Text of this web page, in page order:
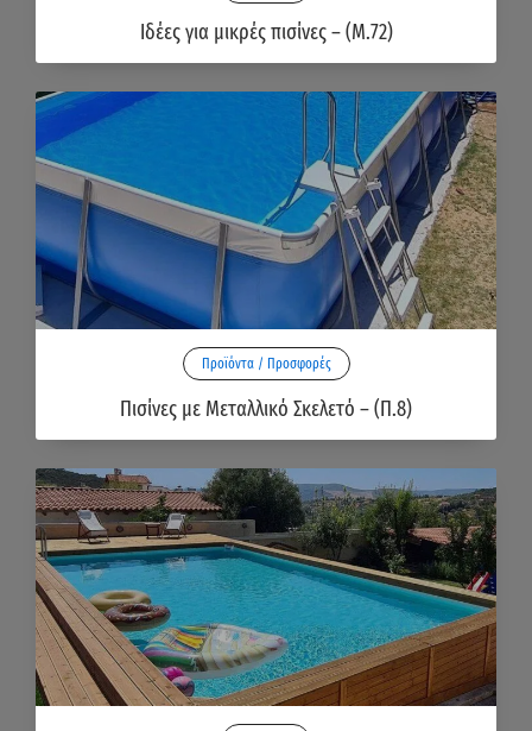
Ιδέες για μικρές πισίνες – (Μ.72)
Προϊόντα / Προσφορές
Πισίνες με Μεταλλικό Σκελετό – (Π.8)